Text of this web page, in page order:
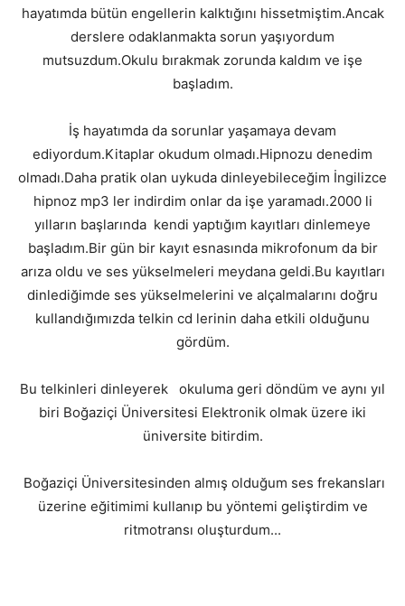
hayatımda bütün engellerin kalktığını hissetmiştim.Ancak
derslere odaklanmakta sorun yaşıyordum
mutsuzdum.Okulu bırakmak zorunda kaldım ve işe
başladım.
İş hayatımda da sorunlar yaşamaya devam
ediyordum.Kitaplar okudum olmadı.Hipnozu denedim
olmadı.Daha pratik olan uykuda dinleyebileceğim İngilizce
hipnoz mp3 ler indirdim onlar da işe yaramadı.2000 li
yılların başlarında kendi yaptığım kayıtları dinlemeye
başladım.Bir gün bir kayıt esnasında mikrofonum da bir
arıza oldu ve ses yükselmeleri meydana geldi.Bu kayıtları
dinlediğimde ses yükselmelerini ve alçalmalarını doğru
kullandığımızda telkin cd lerinin daha etkili olduğunu
gördüm.
Bu telkinleri dinleyerek okuluma geri döndüm ve aynı yıl
biri Boğaziçi Üniversitesi Elektronik olmak üzere iki
üniversite bitirdim.
Boğaziçi Üniversitesinden almış olduğum ses frekansları
üzerine eğitimimi kullanıp bu yöntemi geliştirdim ve
ritmotransı oluşturdum...